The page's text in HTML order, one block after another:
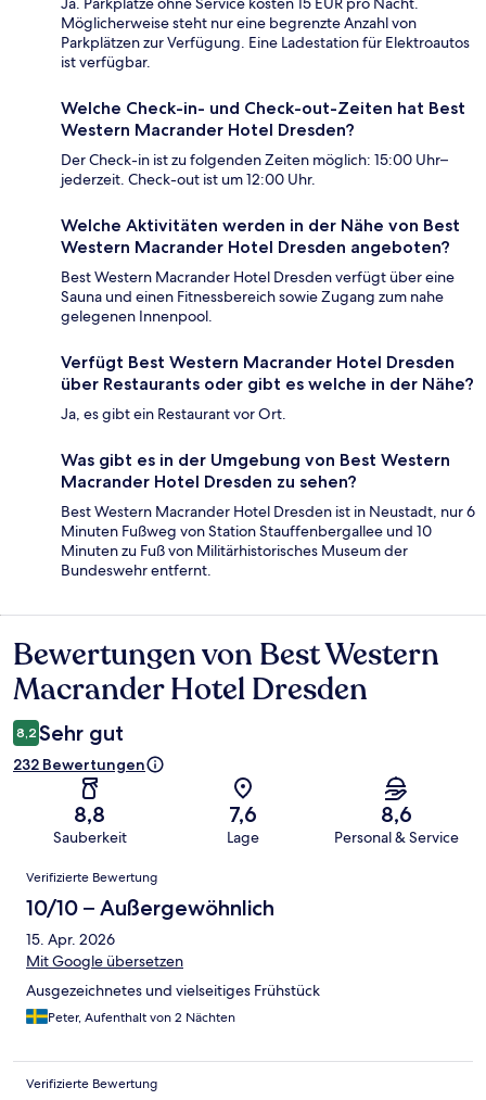
Möglicherweise steht nur eine begrenzte Anzahl von
Parkplätzen zur Verfügung. Eine Ladestation für Elektroautos
ist verfügbar.
Welche Check-in- und Check-out-Zeiten hat Best
Western Macrander Hotel Dresden?
Der Check-in ist zu folgenden Zeiten möglich: 15:00 Uhr–
jederzeit. Check-out ist um 12:00 Uhr.
Welche Aktivitäten werden in der Nähe von Best
Western Macrander Hotel Dresden angeboten?
Best Western Macrander Hotel Dresden verfügt über eine
Sauna und einen Fitnessbereich sowie Zugang zum nahe
gelegenen Innenpool.
Verfügt Best Western Macrander Hotel Dresden
über Restaurants oder gibt es welche in der Nähe?
Ja, es gibt ein Restaurant vor Ort.
Was gibt es in der Umgebung von Best Western
Macrander Hotel Dresden zu sehen?
Best Western Macrander Hotel Dresden ist in Neustadt, nur 6
Minuten Fußweg von Station Stauffenbergallee und 10
Minuten zu Fuß von Militärhistorisches Museum der
Bundeswehr entfernt.
Bewertungen
Bewertungen von Best Western
Macrander Hotel Dresden
8,2 Sehr gut
232 Bewertungen
8,8
Sauberkeit
7,6
Lage
8,6
Personal & Service
Bewertungen
Verifizierte Bewertung
10/10 – Außergewöhnlich
15. Apr. 2026
Mit Google übersetzen
Ausgezeichnetes und vielseitiges Frühstück
Peter, Aufenthalt von 2 Nächten
Verifizierte Bewertung